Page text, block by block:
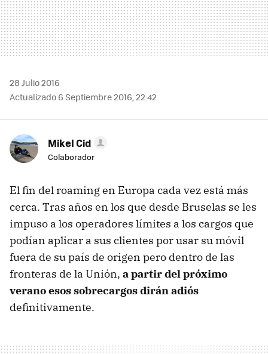
28 Julio 2016
Actualizado 6 Septiembre 2016, 22:42
Mikel Cid
Colaborador
El fin del roaming en Europa cada vez está más
cerca. Tras años en los que desde Bruselas se les
impuso a los operadores límites a los cargos que
podían aplicar a sus clientes por usar su móvil
fuera de su país de origen pero dentro de las
fronteras de la Unión, a partir del próximo
verano esos sobrecargos dirán adiós
definitivamente.